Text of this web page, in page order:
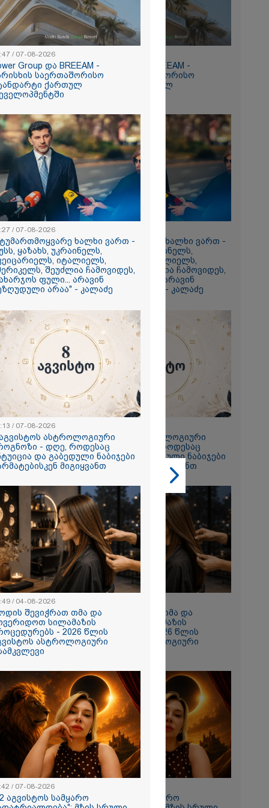
894.40
არ
ცოტნესთვის
სახლში
ცხოვრობს
ერთი
არ არის
- ანა
მიგვაჩნია,
გასვენება
მოხდეს, ეს
ისეთი
უნდა
შფოთვა
- დედა
სიკვდილი"
17 წლის
სადაც
ამოიცნო
Tower Group და BREEAM -
ხარისხის საერთაშორისო
სტანდარტი ქართულ
"სტუმართმოყვარე ხალხი ვართ -
რუსს, ყაზახს, უკრაინელს,
შვეიცარიელს, იტალიელს,
ამერიკელს, შეუძლია ჩამოვიდეს,
დახარჯოს ფული... არავინ
შეზღუდული არაა" - კალაძე
8 აგვისტოს ასტროლოგიური
პროგნოზი - დღე, როდესაც
ინტუიცია და გაბედული ნაბიჯები
წარმატებისკენ მიგიყვანთ
როდის შევიჭრათ თმა და
მოვერიდოთ სილამაზის
პროცედურებს - 2026 წლის
აგვისტოს ასტროლოგიური
"12 აგვისტოს სამყარო
/ 07-08-2026
Group და BREEAM -
საერთაშორისო
ქართულ
/ 07-08-2026
ხალხი ვართ -
ყაზახს, უკრაინელს,
იტალიელს,
შეუძლია ჩამოვიდეს,
ფული... არავინ
არაა" - კალაძე
/ 07-08-2026
ასტროლოგიური
- დღე, როდესაც
და გაბედული ნაბიჯები
მიგიყვანთ
/ 04-08-2026
შევიჭრათ თმა და
სილამაზის
- 2026 წლის
ასტროლოგიური
/ 07-08-2026
აგვისტოს სამყარო